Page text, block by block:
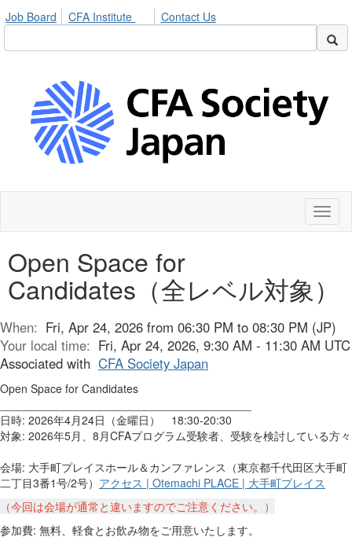
Job Board CFA Institute Contact Us
Open Space for
Candidates（全レベル対象）
When: Fri, Apr 24, 2026 from 06:30 PM to 08:30 PM (JP)
Your local time: Fri, Apr 24, 2026, 9:30 AM - 11:30 AM UTC
Associated with CFA Society Japan
Open Space for Candidates
日時: 2026年4月24日（金曜日） 18:30-20:30
対象: 2026年5月、8月CFAプログラム受験者、受験を検討している方々
会場: 大手町プレイスホール＆カンファレンス（東京都千代田区大手町
二丁目3番1号/2号） アクセス | Otemachi PLACE | 大手町プレイス
（今回は会場が通常と違いますのでご注意ください。）
参加費: 無料、軽食とお飲み物をご用意いたします。